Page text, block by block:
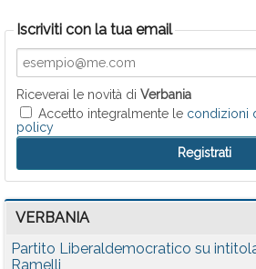
Iscriviti con la tua email
Riceverai le novità di Verbania
Accetto integralmente le condizioni
policy
VERBANIA
Partito Liberaldemocratico su
Ramelli